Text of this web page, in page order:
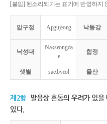
[붙임] 된소리되기는 표기에 반영하지
압구정 Apgujeong 낙동강
낙성대
Nakseongda
e
합정
샛별 saetbyeol 울산
제2항 발음상 혼동의 우려가 있
있다.